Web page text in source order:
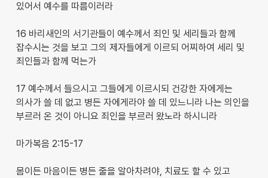
있어서 예수를 따름이러라
16 바리새인의 서기관들이 예수께서 죄인 및 세리들과 함께
잡수시는 것을 보고 그의 제자들에게 이르되 어찌하여 세리 및
죄인들과 함께 먹는가
17 예수께서 들으시고 그들에게 이르시되 건강한 자에게는
의사가 쓸 데 없고 병든 자에게라야 쓸 데 있느니라 나는 의인을
부르러 온 것이 아니요 죄인을 부르러 왔노라 하시니라
마가복음 2:15-17
몸이든 마음이든 병든 줄을 알아차려야, 치료도 할 수 있고